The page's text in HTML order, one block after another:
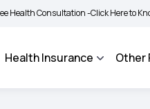
-Click Here to Know More |
Health Insurance Other